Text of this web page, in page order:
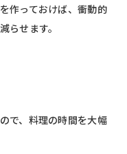
作っておけば、衝動的
らせます。
で、料理の時間を大幅